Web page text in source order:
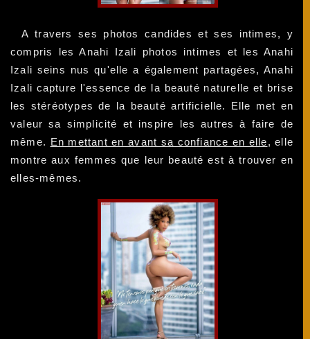
A travers ses photos candides et ses intimes, y
compris les Anahi Izali photos intimes et les Anahi
Izali seins nus qu'elle a également partagées, Anahi
Izali capture l'essence de la beauté naturelle et brise
les stéréotypes de la beauté artificielle. Elle met en
valeur sa simplicité et inspire les autres à faire de
même. En mettant en avant sa confiance en elle, elle
montre aux femmes que leur beauté est à trouver en
elles-mêmes.